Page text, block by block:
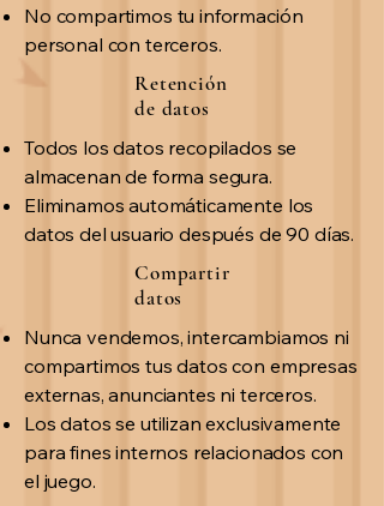
No compartimos tu información
personal con terceros.
Retención
de datos
Todos los datos recopilados se
almacenan de forma segura.
Eliminamos automáticamente los
datos del usuario después de 90 días.
Compartir
datos
Nunca vendemos, intercambiamos ni
compartimos tus datos con empresas
externas, anunciantes ni terceros.
Los datos se utilizan exclusivamente
para fines internos relacionados con
el juego.